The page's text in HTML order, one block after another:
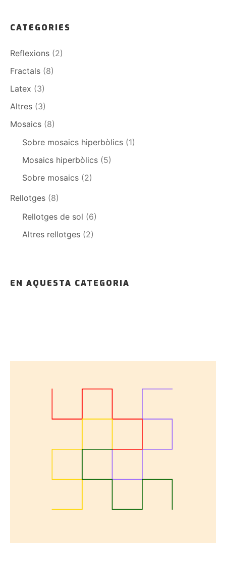
CATEGORIES
Reflexions (2)
Fractals (8)
Latex (3)
Altres (3)
Mosaics (8)
Sobre mosaics hiperbòlics (1)
Mosaics hiperbòlics (5)
Sobre mosaics (2)
Rellotges (8)
Rellotges de sol (6)
Altres rellotges (2)
EN AQUESTA CATEGORIA